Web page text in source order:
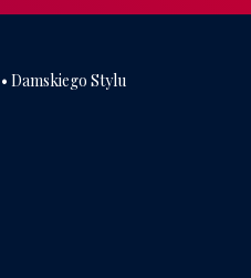
Damskiego Stylu